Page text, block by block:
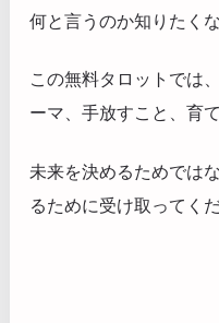
何と言うのか知りたく
この無料タロットでは
ーマ、手放すこと、育
未来を決めるためでは
るために受け取ってくだ